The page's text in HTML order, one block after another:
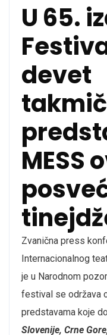
U 65.
devet
MESS
Zvanična press
Internacionalnog
je u Narodnom
festival se održava
predstavama koje
Slovenije, Crne